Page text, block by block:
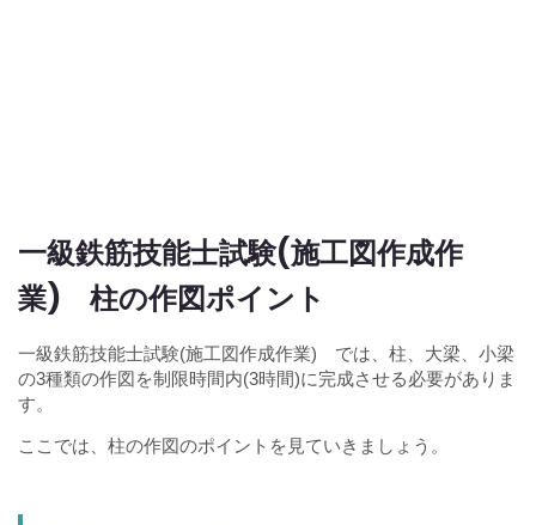
一級鉄筋技能士試験(施工図作成作
業) 柱の作図ポイント
一級鉄筋技能士試験(施工図作成作業) では、柱、大梁、小梁
の3種類の作図を制限時間内(3時間)に完成させる必要がありま
す。
ここでは、柱の作図のポイントを見ていきましょう。